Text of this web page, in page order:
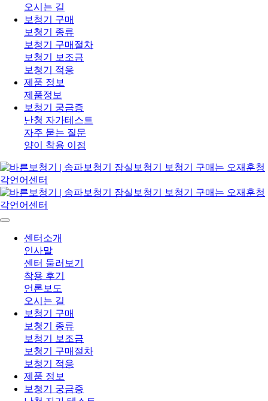
오시는 길
보청기 구매
보청기 종류
보청기 구매절차
보청기 보조금
보청기 적응
제품 정보
제품정보
보청기 궁금증
난청 자가테스트
자주 묻는 질문
양이 착용 이점
센터소개
인사말
센터 둘러보기
착용 후기
언론보도
오시는 길
보청기 구매
보청기 종류
보청기 보조금
보청기 구매절차
보청기 적응
제품 정보
보청기 궁금증